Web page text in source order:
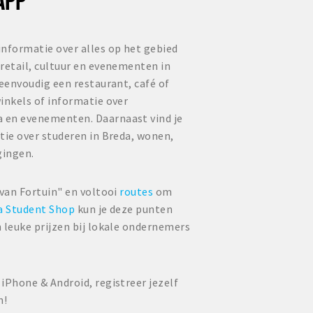
over alles op het gebied
cultuur en evenementen in
een restaurant, café of
of informatie over
evenementen. Daarnaast vind je
over studeren in Breda, wonen,
Fortuin" en voltooi routes om
Student Shop kun je deze punten
prijzen bij lokale ondernemers
& Android, registreer jezelf